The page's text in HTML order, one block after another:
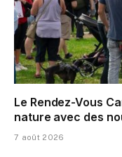
Le Rendez-Vous
nature avec des
7 août 2026